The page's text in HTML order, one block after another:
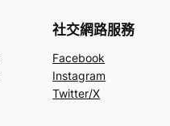
社交網路服務
Facebook
Instagram
Twitter/X